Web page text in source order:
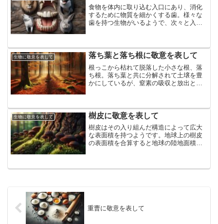
食物を体内に取り込む入口にあり、消化
するために物質を細かくする歯。様々な
歯を持つ生物がいるようで、次々と入れ
の営みと直結している歯に敬意を表して
生物に敬意を表して 落ち葉と落ち根に敬意を表して
根っこから枯れて脱落した小さな根、落
ち根。落ち葉と共に分解されて土壌を豊
かにしているが、窒素の吸収と放出とい
生物に敬意を表して 樹皮に敬意を表して
樹皮はその入り組んだ構造によって広大
な表面積を持つようです。地球上の樹皮
の表面積を合算すると地球の陸地面積に
重曹に敬意を表して